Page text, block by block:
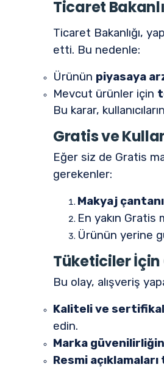
Ticaret
Ticaret Bakanlığı,
etti. Bu nedenle:
Ürünün piyasaya
Mevcut ürünler için
Bu karar,
Gratis ve
Eğer siz de Gratis
gerekenler:
Makyaj
En yakın Gratis
Ürünün yerine
Tüketiciler İçin
Bu olay, alışveriş
Kaliteli ve
edin.
Marka
Resmi